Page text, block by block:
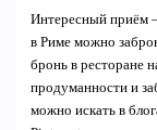
Интересный приём
в Риме можно
бронь в ресторане
продуманности и
можно искать в